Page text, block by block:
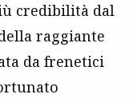
credibilità dal
raggiante
da frenetici